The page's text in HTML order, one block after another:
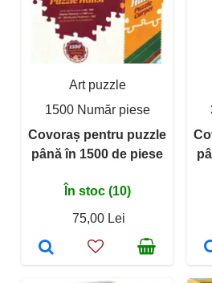
Art puzzle
1500 Număr piese
Covoraș pentru puzzle
până în 1500 de piese
În stoc (10)
75,00 Lei